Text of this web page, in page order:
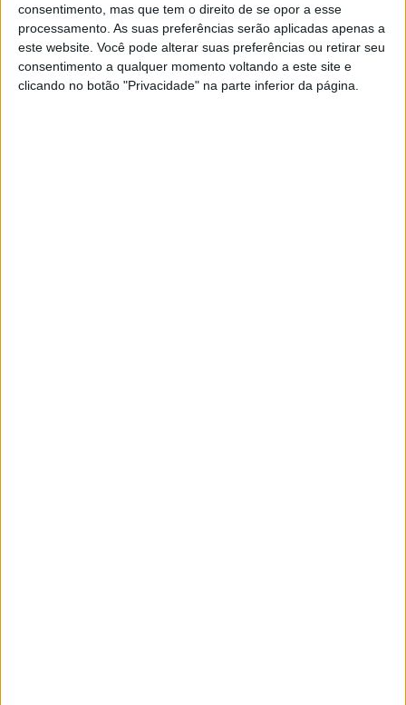
consentimento, mas que tem o direito de se opor a esse
processamento. As suas preferências serão aplicadas apenas a
este website. Você pode alterar suas preferências ou retirar seu
consentimento a qualquer momento voltando a este site e
clicando no botão "Privacidade" na parte inferior da página.
fundadores do IST NanosatLab.